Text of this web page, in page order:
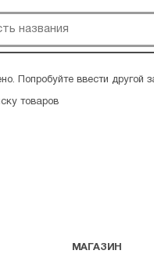
Попробуйте ввести другой
товаров
МАГАЗИН